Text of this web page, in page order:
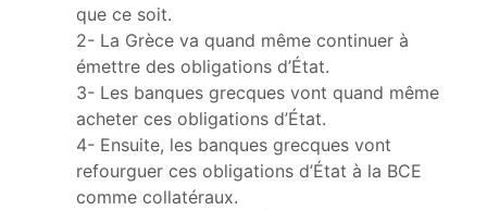
que ce soit.
2- La Grèce va quand même continuer à
émettre des obligations d’État.
3- Les banques grecques vont quand même
acheter ces obligations d’État.
4- Ensuite, les banques grecques vont
refourguer ces obligations d’État à la BCE
comme collatéraux.